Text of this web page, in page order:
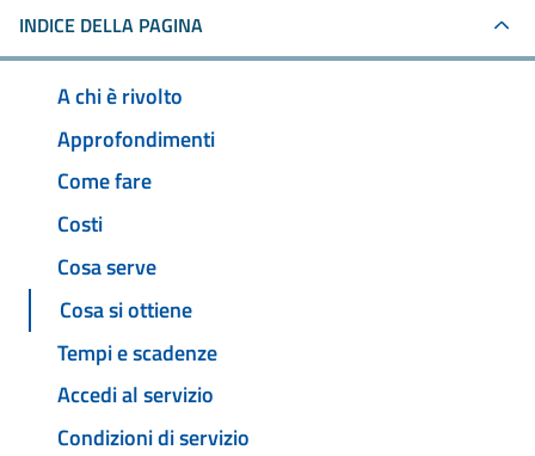
INDICE DELLA PAGINA
A chi è rivolto
Approfondimenti
Come fare
Costi
Cosa serve
Cosa si ottiene
Tempi e scadenze
Accedi al servizio
Condizioni di servizio